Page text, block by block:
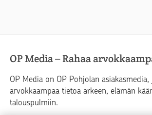
OP Media – Rahaa
OP Media on OP Pohjolan asiakasmedia,
arvokkaampaa tietoa arkeen, elämän
talouspulmiin.